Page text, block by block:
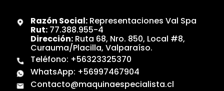
Razón Social:Representaciones Val Spa
Rut:77.388.955-4
Dirección:Ruta 68, Nro. 850, Local #8,
Curauma/Placilla, Valparaíso.
Teléfono: +56323325370
WhatsApp: +56997467904
Contacto@maquinaespecialista.cl